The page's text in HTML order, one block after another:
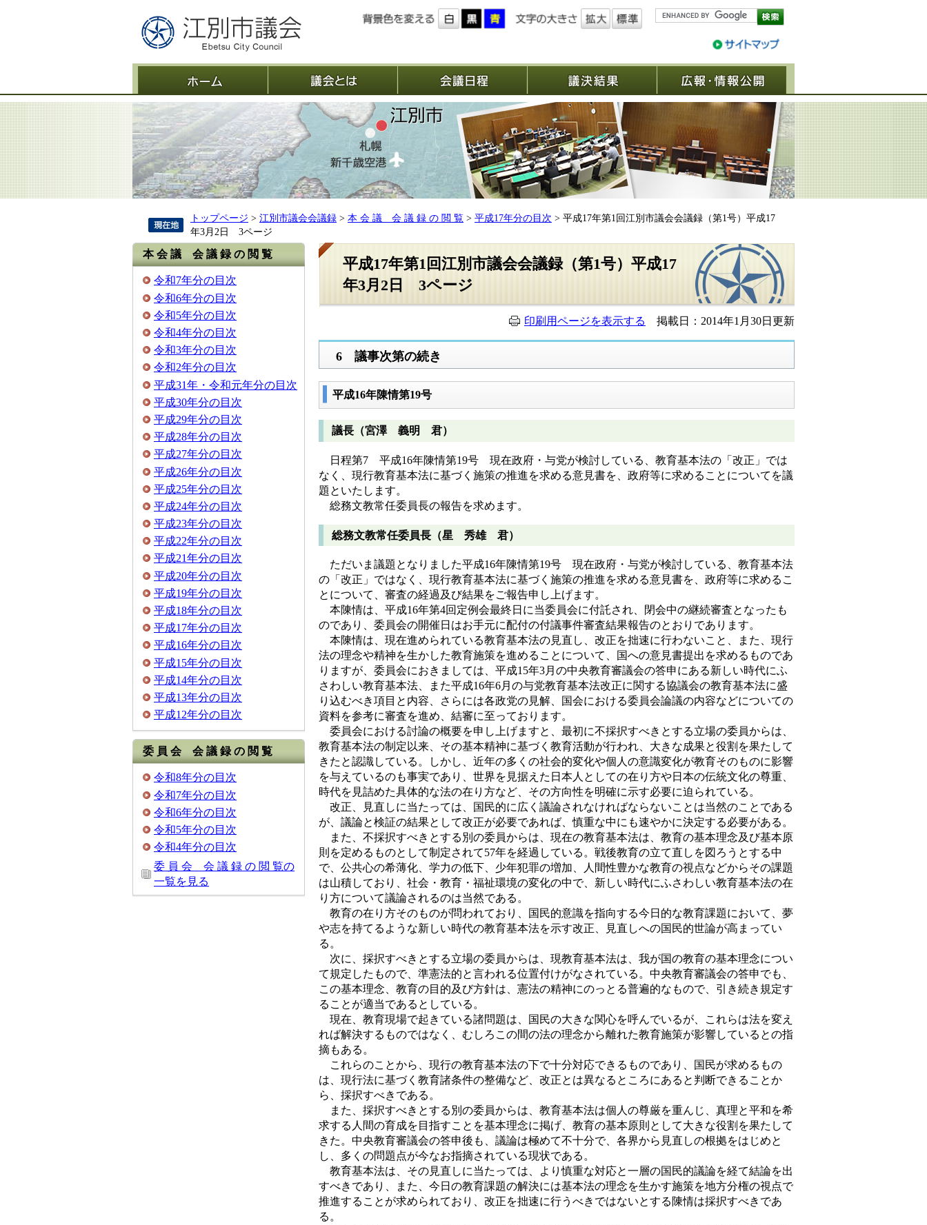
会議日程 議決結果
トップページ > 江別市議会会議録 > 本 会 議 会 議 録 の 閲 覧 > 平成17年分の目次 > 平成17年第1回江別市議会会議録（第1号）平成17
年3月2日 3ページ
本 会 議 会 議 録 の 閲 覧
令和7年分の目次
令和6年分の目次
令和5年分の目次
令和4年分の目次
令和3年分の目次
令和2年分の目次
平成31年・令和元年分の目次
平成30年分の目次
平成29年分の目次
平成28年分の目次
平成27年分の目次
平成26年分の目次
平成25年分の目次
平成24年分の目次
平成23年分の目次
平成22年分の目次
平成21年分の目次
平成20年分の目次
平成19年分の目次
平成18年分の目次
平成17年分の目次
平成16年分の目次
平成15年分の目次
平成14年分の目次
平成13年分の目次
平成12年分の目次
委 員 会 会 議 録 の 閲 覧
令和8年分の目次
令和7年分の目次
令和6年分の目次
令和5年分の目次
令和4年分の目次
委 員 会 会 議 録 の 閲 覧の
一覧を見る
平成17年第1回江別市議会会議録（第1号）平成17
年3月2日 3ページ
印刷用ページを表示する 掲載日：2014年1月30日更新
6 議事次第の続き
平成16年陳情第19号
議長（宮澤 義明 君）
日程第7 平成16年陳情第19号 現在政府・与党が検討している、教育基本法の「改正」では
なく、現行教育基本法に基づく施策の推進を求める意見書を、政府等に求めることについてを議
題といたします。
総務文教常任委員長の報告を求めます。
総務文教常任委員長（星 秀雄 君）
ただいま議題となりました平成16年陳情第19号 現在政府・与党が検討している、教育基本法
の「改正」ではなく、現行教育基本法に基づく施策の推進を求める意見書を、政府等に求めるこ
とについて、審査の経過及び結果をご報告申し上げます。
本陳情は、平成16年第4回定例会最終日に当委員会に付託され、閉会中の継続審査となったも
のであり、委員会の開催日はお手元に配付の付議事件審査結果報告のとおりであります。
本陳情は、現在進められている教育基本法の見直し、改正を拙速に行わないこと、また、現行
法の理念や精神を生かした教育施策を進めることについて、国への意見書提出を求めるものであ
りますが、委員会におきましては、平成15年3月の中央教育審議会の答申にある新しい時代にふ
さわしい教育基本法、また平成16年6月の与党教育基本法改正に関する協議会の教育基本法に盛
り込むべき項目と内容、さらには各政党の見解、国会における委員会論議の内容などについての
資料を参考に審査を進め、結審に至っております。
委員会における討論の概要を申し上げますと、最初に不採択すべきとする立場の委員からは、
教育基本法の制定以来、その基本精神に基づく教育活動が行われ、大きな成果と役割を果たして
きたと認識している。しかし、近年の多くの社会的変化や個人の意識変化が教育そのものに影響
を与えているのも事実であり、世界を見据えた日本人としての在り方や日本の伝統文化の尊重、
時代を見詰めた具体的な法の在り方など、その方向性を明確に示す必要に迫られている。
改正、見直しに当たっては、国民的に広く議論されなければならないことは当然のことである
が、議論と検証の結果として改正が必要であれば、慎重な中にも速やかに決定する必要がある。
また、不採択すべきとする別の委員からは、現在の教育基本法は、教育の基本理念及び基本原
則を定めるものとして制定されて57年を経過している。戦後教育の立て直しを図ろうとする中
で、公共心の希薄化、学力の低下、少年犯罪の増加、人間性豊かな教育の視点などからその課題
は山積しており、社会・教育・福祉環境の変化の中で、新しい時代にふさわしい教育基本法の在
り方について議論されるのは当然である。
教育の在り方そのものが問われており、国民的意識を指向する今日的な教育課題において、夢
や志を持てるような新しい時代の教育基本法を示す改正、見直しへの国民的世論が高まってい
る。
次に、採択すべきとする立場の委員からは、現教育基本法は、我が国の教育の基本理念につい
て規定したもので、準憲法的と言われる位置付けがなされている。中央教育審議会の答申でも、
この基本理念、教育の目的及び方針は、憲法の精神にのっとる普遍的なもので、引き続き規定す
ることが適当であるとしている。
現在、教育現場で起きている諸問題は、国民の大きな関心を呼んでいるが、これらは法を変え
れば解決するものではなく、むしろこの間の法の理念から離れた教育施策が影響しているとの指
摘もある。
これらのことから、現行の教育基本法の下で十分対応できるものであり、国民が求めるもの
は、現行法に基づく教育諸条件の整備など、改正とは異なるところにあると判断できることか
ら、採択すべきである。
また、採択すべきとする別の委員からは、教育基本法は個人の尊厳を重んじ、真理と平和を希
求する人間の育成を目指すことを基本理念に掲げ、教育の基本原則として大きな役割を果たして
きた。中央教育審議会の答申後も、議論は極めて不十分で、各界から見直しの根拠をはじめと
し、多くの問題点が今なお指摘されている現状である。
教育基本法は、その見直しに当たっては、より慎重な対応と一層の国民的議論を経て結論を出
すべきであり、また、今日の教育課題の解決には基本法の理念を生かす施策を地方分権の視点で
推進することが求められており、改正を拙速に行うべきではないとする陳情は採択すべきであ
る。